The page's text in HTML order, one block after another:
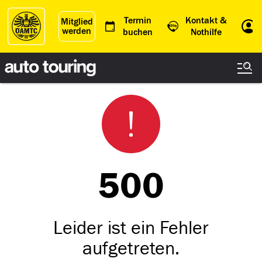
Mitglied
werden
Termin
buchen
Kontakt &
Nothilfe
500
Leider ist ein Fehler
aufgetreten.